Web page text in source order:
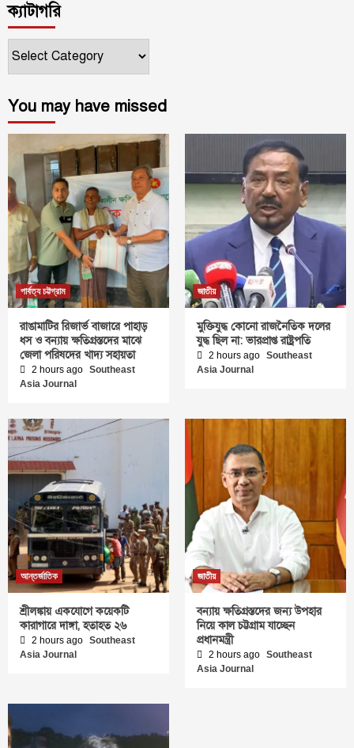
ক্যাটাগরি
ক্যাটাগরি
You may have missed
পার্বত্য চট্টগ্রাম
রাঙামাটির রিজার্ভ বাজারে পাহাড়
ধস ও বন্যায় ক্ষতিগ্রস্তদের মাঝে
জেলা পরিষদের খাদ্য সহায়তা
2 hours ago Southeast
Asia Journal
জাতীয়
মুক্তিযুদ্ধ কোনো রাজনৈতিক দলের
যুদ্ধ ছিল না: ভারপ্রাপ্ত রাষ্ট্রপতি
2 hours ago Southeast
Asia Journal
আন্তর্জাতিক
শ্রীলঙ্কায় একযোগে কয়েকটি
কারাগারে দাঙ্গা, হতাহত ২৬
2 hours ago Southeast
Asia Journal
জাতীয়
বন্যায় ক্ষতিগ্রস্তদের জন্য উপহার
নিয়ে কাল চট্টগ্রাম যাচ্ছেন
প্রধানমন্ত্রী
2 hours ago Southeast
Asia Journal